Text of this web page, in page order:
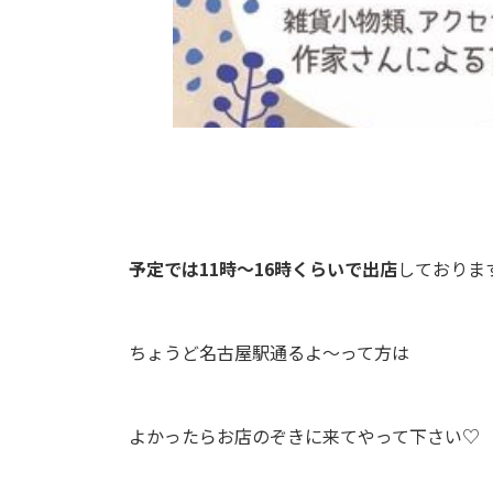
予定では11時～16時くらいで出店しておりま
ちょうど名古屋駅通るよ～って方は
よかったらお店のぞきに来てやって下さい♡